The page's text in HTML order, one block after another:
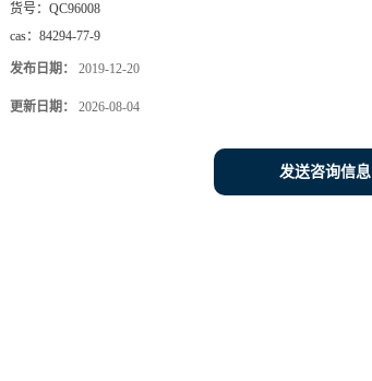
货号： QC96008
cas： 84294-77-9
发布日期： 2019-12-20
更新日期： 2026-08-04
发送咨询信息